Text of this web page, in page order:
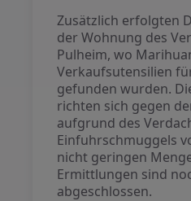
Zusätzlich erfolgten
der Wohnung des
Pulheim, wo
Verkaufsutensilien
gefunden wurden.
richten sich gegen
aufgrund des
Einfuhrschmuggels
nicht geringen
Ermittlungen sind
abgeschlossen.